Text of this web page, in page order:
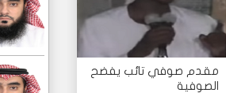
مقدم صوفي تائب يفضح
الصوفية